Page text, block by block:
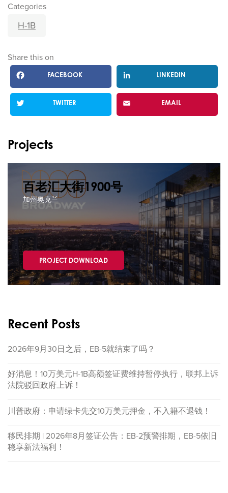
Categories
H-1B
Share this on
FACEBOOK LINKEDIN
TWITTER EMAIL
Projects
百老汇大街1900号
加州奥克兰
PROJECT DOWNLOAD
Recent Posts
2026年9月30日之后，EB-5就结束了吗？
好消息！10万美元H-1B高额签证费维持暂停执行，联邦上诉
法院驳回政府上诉！
川普政府：申请绿卡先交10万美元押金，不入籍不退钱！
移民排期 | 2026年8月签证公告：EB-2预警排期，EB-5依旧
稳享新法福利！